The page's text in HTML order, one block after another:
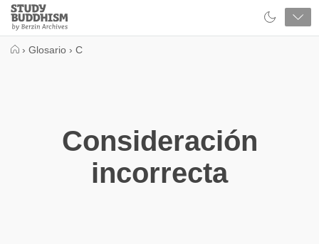
Close
Study
Buddhism
› Glosario › C
Consideración
incorrecta